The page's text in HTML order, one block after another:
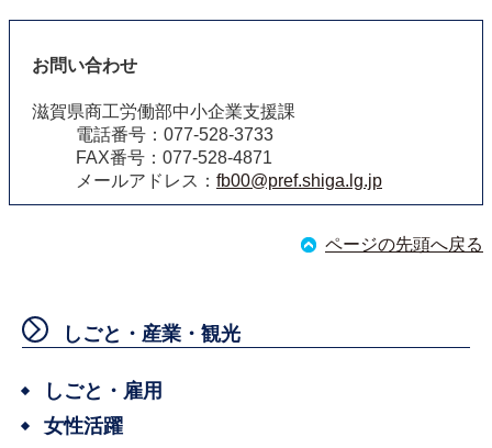
お問い合わせ
滋賀県商工労働部中小企業支援課
電話番号：077-528-3733
FAX番号：077-528-4871
メールアドレス： fb00@pref.shiga.lg.jp
ページの先頭へ戻る
しごと・産業・観光
しごと・雇用
女性活躍